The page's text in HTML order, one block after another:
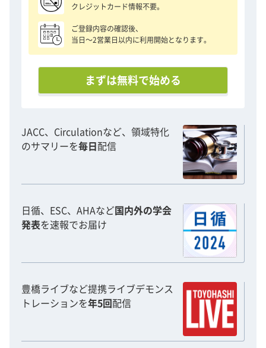
クレジットカード情報不要。
ご登録内容の確認後、
当日〜2営業日以内に利用開始となります。
まずは無料で始める
JACC、Circulationなど、領域特化
のサマリーを毎日 配信
日循、ESC、AHAなど国内外の学会
発表を速報でお届け
豊橋ライブなど提携ライブデモンス
トレーションを年5回 配信